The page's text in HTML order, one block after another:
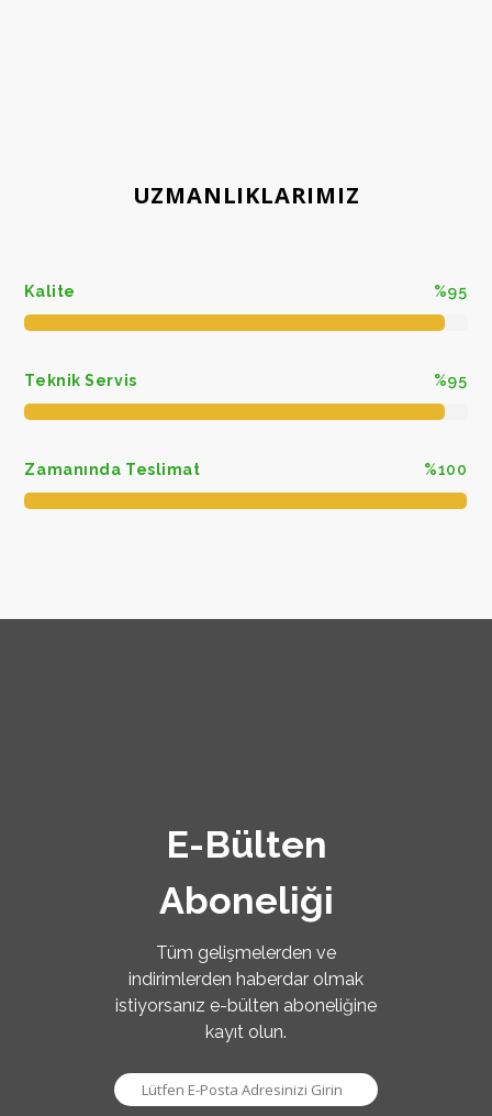
UZMANLIKLARIMIZ
Kalite %95
Teknik Servis %95
Zamanında Teslimat %100
E-Bülten
Aboneliği
Tüm gelişmelerden ve
indirimlerden haberdar olmak
istiyorsanız e-bülten aboneliğine
kayıt olun.